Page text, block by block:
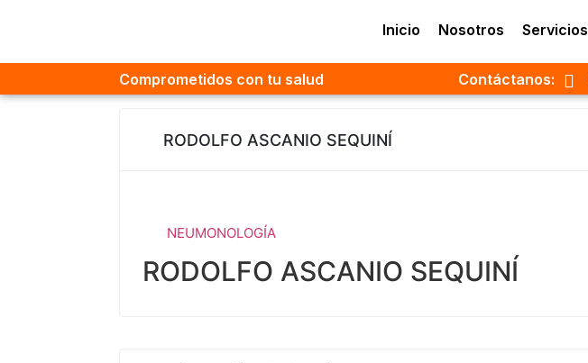
Inicio Nosotros Servicios
Comprometidos con tu salud Contáctanos:
RODOLFO ASCANIO SEQUINÍ
NEUMONOLOGÍA
RODOLFO ASCANIO SEQUINÍ